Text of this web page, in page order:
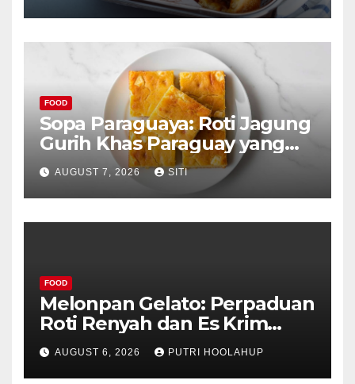
FOOD
Sopa Paraguaya: Roti Jagung
Gurih Khas Paraguay yang
Unik
AUGUST 7, 2026 SITI
FOOD
Melonpan Gelato: Perpaduan
Roti Renyah dan Es Krim
Lembut yang Menggoda
AUGUST 6, 2026 PUTRI HOOLAHUP